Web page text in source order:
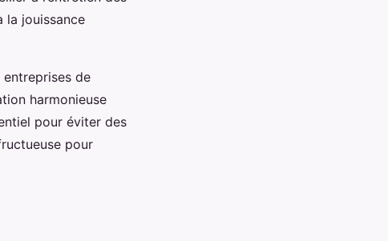
la jouissance
de
harmonieuse
pour éviter des
pour